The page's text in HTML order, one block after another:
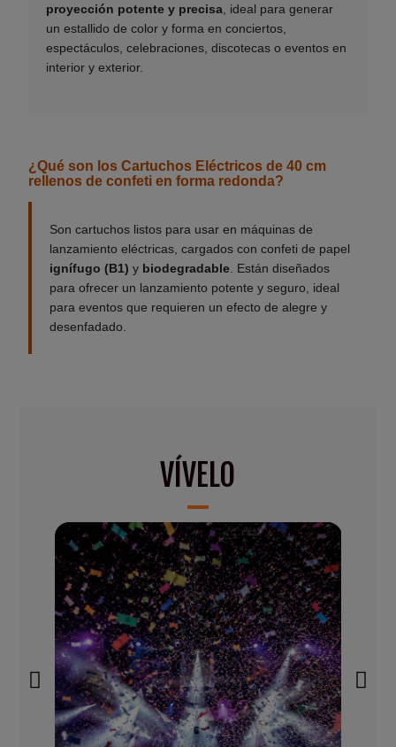
proyección potente y precisa, ideal para generar
un estallido de color y forma en conciertos,
espectáculos, celebraciones, discotecas o eventos en
interior y exterior.
¿Qué son los Cartuchos Eléctricos de 40 cm
rellenos de confeti en forma redonda?
Son cartuchos listos para usar en máquinas de
lanzamiento eléctricas, cargados con confeti de papel
ignífugo (B1) y biodegradable. Están diseñados
para ofrecer un lanzamiento potente y seguro, ideal
para eventos que requieren un efecto de alegre y
desenfadado.
VÍVELO